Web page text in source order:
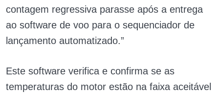
contagem regressiva parasse após a entrega
ao software de voo para o sequenciador de
lançamento automatizado.”
Este software verifica e confirma se as
temperaturas do motor estão na faixa aceitável